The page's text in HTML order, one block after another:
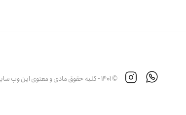
© 1401 - کلیه حقوق مادی و معنوی این وب سایت برای انتشارات آبادیس طب محفوظ است.